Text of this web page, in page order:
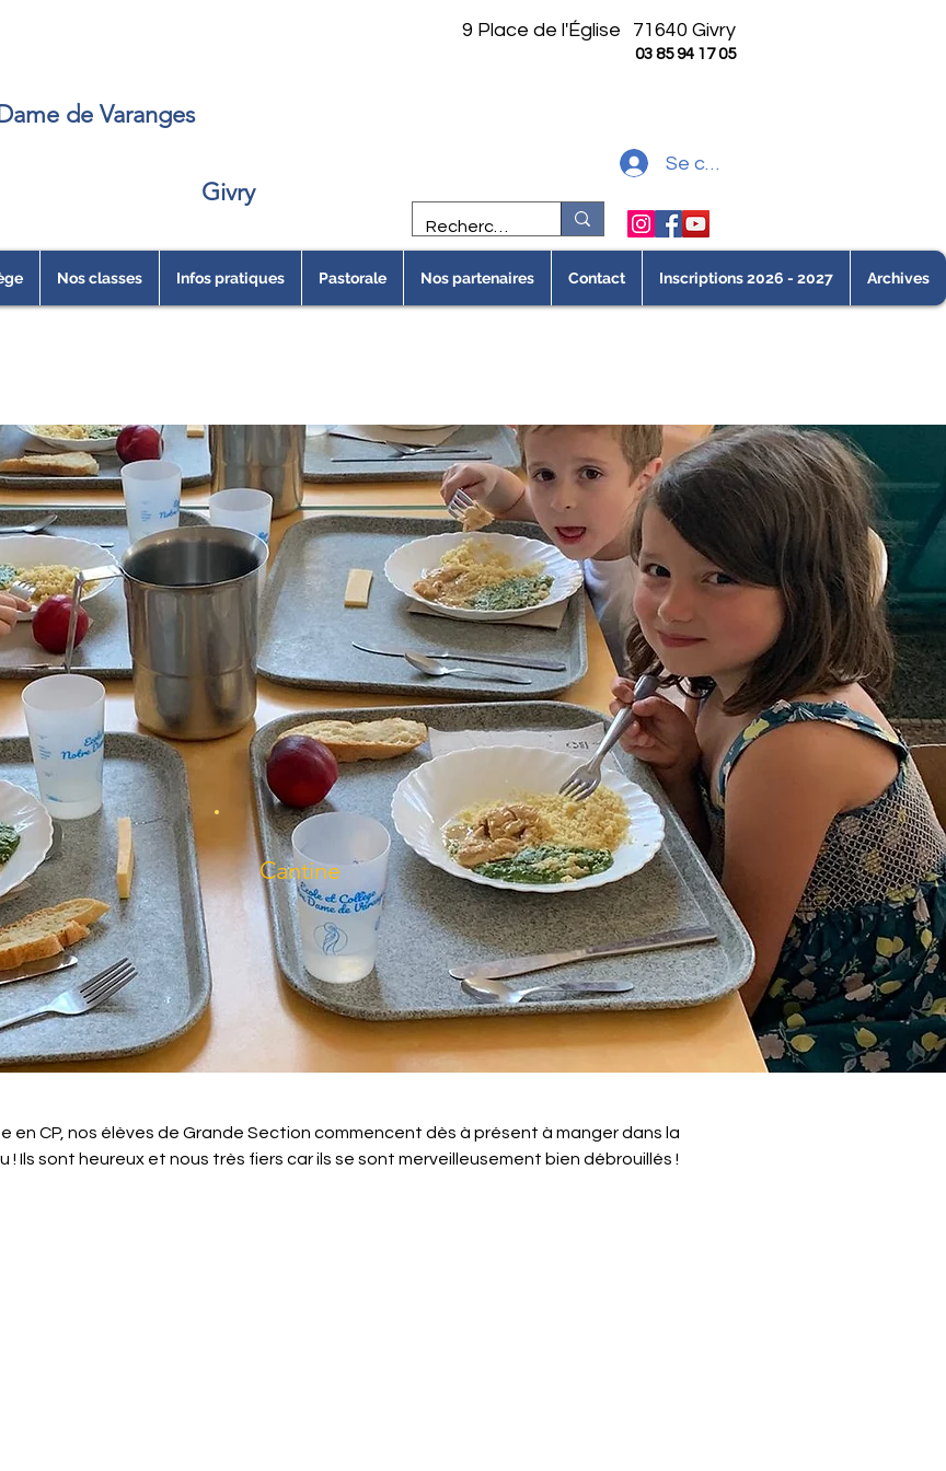
de Varanges
Givry
9 Place de l'Église 71640 Givry
03 85 94 17 05
Se connecter
Nos classes Infos pratiques Pastorale Nos partenaires Contact Inscriptions 2026 - 2027 Archives
Cantine
en CP, nos élèves de Grande Section commencent dès à présent à manger dans la
Ils sont heureux et nous très fiers car ils se sont merveilleusement bien débrouillés !